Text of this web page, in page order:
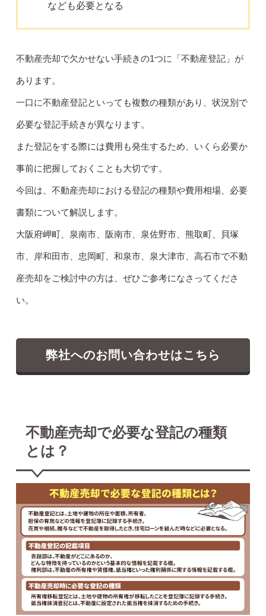
なども必要となる
不動産売却で欠かせない手続きの1つに「不動産登記」が
あります。
一口に不動産登記といっても複数の種類があり、状況別で
必要な登記手続きが異なります。
また登記をする際には費用も発生するため、いくら必要か
事前に把握しておくことも大切です。
今回は、不動産売却における登記の種類や費用相場、必要
書類について解説します。
大阪府岬町、泉南市、阪南市、泉佐野市、熊取町、貝塚
市、岸和田市、忠岡町、和泉市、泉大津市、高石市で不動
産売却をご検討中の方は、ぜひご参考になさってくださ
い。
弊社へのお問い合わせはこちら
不動産売却で必要な登記の種類
とは？